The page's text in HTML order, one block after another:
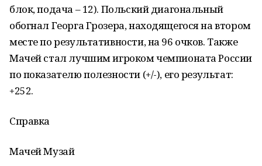
блок, подача – 12). Польский диагональный
обогнал Георга Грозера, находящегося на втором
месте по результативности, на 96 очков. Также
Мачей стал лучшим игроком чемпионата России
по показателю полезности (+/-), его результат:
+252.
Справка
Мачей Музай